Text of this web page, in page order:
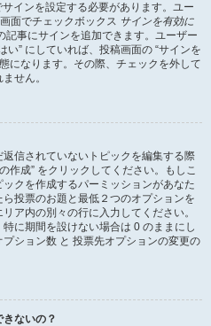
インを設定する必要があります。ユー
面でチェックボックス サインを有効に
記事にサインを追加できます。ユーザー
い” にしていれば、投稿画面の “サインを
になります。その際、チェックを外して
せん。
信されていないトピックを編集する際
作成” をクリックしてください。もしこ
クを作成するパーミッションがあなた
投票のお題と最低２つのオプションを
ア内の別々の行に入力してください。
に期間を設けない場合は 0 のままにし
ション数 と 投票先オプションの変更の
ないの？